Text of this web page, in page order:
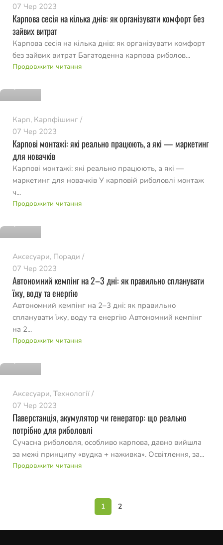
07 Чер 2023
Карпова сесія на кілька днів: як організувати комфорт без
зайвих витрат
Карпова сесія на кілька днів: як організувати комфорт
без зайвих витрат Багатоденна карпова риболов...
Продовжити читання
romvo
Карп, Карпфішинг
07 Чер 2023
Карпові монтажі: які реально працюють, а які — маркетинг
для новачків
Карпові монтажі: які реально працюють, а які —
маркетинг для новачків У карповій риболовлі монтаж
ч...
Продовжити читання
romvo
Аксесуари, Поради
07 Чер 2023
Автономний кемпінг на 2–3 дні: як правильно спланувати
їжу, воду та енергію
Автономний кемпінг на 2–3 дні: як правильно
спланувати їжу, воду та енергію Автономний кемпінг
на 2...
Продовжити читання
romvo
Аксесуари, Технології
07 Чер 2023
Паверстанція, акумулятор чи генератор: що реально
потрібно для риболовлі
Сучасна риболовля, особливо карпова, давно вийшла
за межі принципу «вудка + наживка». Освітлення, за...
Продовжити читання
1 2